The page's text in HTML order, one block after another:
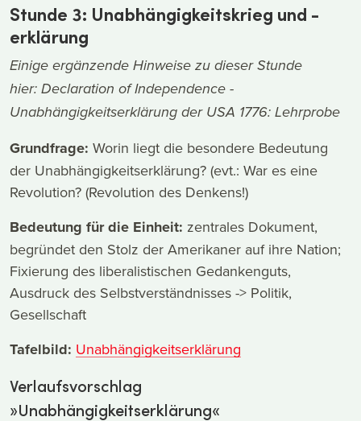
Stunde 3: Unabhängigkeitskrieg und -
erklärung
Einige ergänzende Hinweise zu dieser Stunde
hier: Declaration of Independence -
Unabhängigkeitserklärung der USA 1776: Lehrprobe
Grundfrage: Worin liegt die besondere Bedeutung
der Unabhängigkeitserklärung? (evt.: War es eine
Revolution? (Revolution des Denkens!)
Bedeutung für die Einheit: zentrales Dokument,
begründet den Stolz der Amerikaner auf ihre Nation;
Fixierung des liberalistischen Gedankenguts,
Ausdruck des Selbstverständnisses -> Politik,
Gesellschaft
Tafelbild: Unabhängigkeitserklärung
Verlaufsvorschlag
»Unabhängigkeitserklärung«